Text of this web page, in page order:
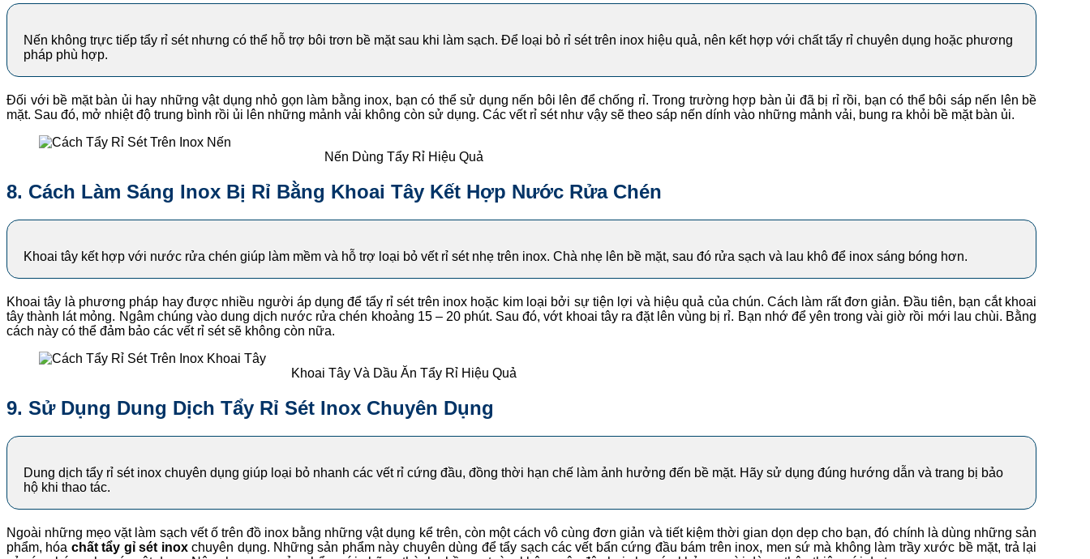
Nến không trực tiếp tẩy rỉ sét nhưng có thể hỗ trợ bôi trơn bề mặt sau khi làm sạch. Để loại bỏ rỉ sét trên inox hiệu quả, nên kết hợp với chất tẩy rỉ chuyên dụng hoặc phương
pháp phù hợp.
Đối với bề mặt bàn ủi hay những vật dụng nhỏ gọn làm bằng inox, bạn có thể sử dụng nến bôi lên để chống rỉ. Trong trường hợp bàn ủi đã bị rỉ rồi, bạn có thể bôi sáp nến lên bề
mặt. Sau đó, mở nhiệt độ trung bình rồi ủi lên những mảnh vải không còn sử dụng. Các vết rỉ sét như vậy sẽ theo sáp nến dính vào những mảnh vải, bung ra khỏi bề mặt bàn ủi.
Nến Dùng Tẩy Rỉ Hiệu Quả
8. Cách Làm Sáng Inox Bị Rỉ Bằng Khoai Tây Kết Hợp Nước Rửa Chén
Khoai tây kết hợp với nước rửa chén giúp làm mềm và hỗ trợ loại bỏ vết rỉ sét nhẹ trên inox. Chà nhẹ lên bề mặt, sau đó rửa sạch và lau khô để inox sáng bóng hơn.
Khoai tây là phương pháp hay được nhiều người áp dụng để tẩy rỉ sét trên inox hoặc kim loại bởi sự tiện lợi và hiệu quả của chún. Cách làm rất đơn giản. Đầu tiên, bạn cắt khoai
tây thành lát mỏng. Ngâm chúng vào dung dịch nước rửa chén khoảng 15 – 20 phút. Sau đó, vớt khoai tây ra đặt lên vùng bị rỉ. Bạn nhớ để yên trong vài giờ rồi mới lau chùi. Bằng
cách này có thể đảm bảo các vết rỉ sét sẽ không còn nữa.
Khoai Tây Và Dầu Ăn Tẩy Rỉ Hiệu Quả
9. Sử Dụng Dung Dịch Tẩy Rỉ Sét Inox Chuyên Dụng
Dung dịch tẩy rỉ sét inox chuyên dụng giúp loại bỏ nhanh các vết rỉ cứng đầu, đồng thời hạn chế làm ảnh hưởng đến bề mặt. Hãy sử dụng đúng hướng dẫn và trang bị bảo
hộ khi thao tác.
Ngoài những mẹo vặt làm sạch vết ố trên đồ inox bằng những vật dụng kể trên, còn một cách vô cùng đơn giản và tiết kiệm thời gian dọn dẹp cho bạn, đó chính là dùng những sản
phẩm, hóa chất tẩy gỉ sét inoxchuyên dụng. Những sản phẩm này chuyên dùng để tẩy sạch các vết bẩn cứng đầu bám trên inox, men sứ mà không làm trầy xước bề mặt, trả lại